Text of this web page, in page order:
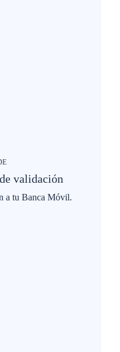
validación
a tu Banca Móvil.